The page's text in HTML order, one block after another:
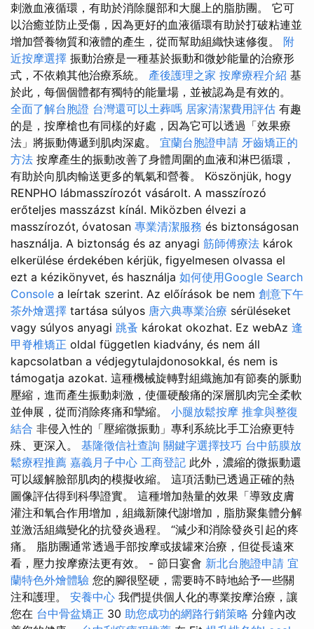
刺激血液循環，有助於消除腿部和大腿上的脂肪團。 它可
以治癒並防止受傷，因為更好的血液循環有助於打破粘連並
增加營養物質和液體的產生，從而幫助組織快速修復。 附
近按摩選擇 振動治療是一種基於振動和微妙能量的治療形
式，不依賴其他治療系統。 產後護理之家 按摩療程介紹 基
於此，每個個體都有獨特的能量場，並被認為是有效的。
全面了解台胞證 台灣還可以土葬嗎 居家清潔費用評估 有趣
的是，按摩槍也有同樣的好處，因為它可以透過「效果療
法」將振動傳遞到肌肉深處。 宜蘭台胞證申請 牙齒矯正的
方法 按摩產生的振動改善了身體周圍的血液和淋巴循環，
有助於向肌肉輸送更多的氧氣和營養。 Köszönjük, hogy
RENPHO lábmasszírozót vásárolt. A masszírozó
erőteljes masszázst kínál. Miközben élvezi a
masszírozót, óvatosan 專業清潔服務 és biztonságosan
használja. A biztonság és az anyagi 筋師傅療法 károk
elkerülése érdekében kérjük, figyelmesen olvassa el
ezt a kézikönyvet, és használja 如何使用Google Search
Console a leírtak szerint. Az előírások be nem 創意下午
茶外燴選擇 tartása súlyos 唐六典專業治療 sérüléseket
vagy súlyos anyagi 跳蚤 károkat okozhat. Ez webAz 逢
甲脊椎矯正 oldal független kiadvány, és nem áll
kapcsolatban a védjegytulajdonosokkal, és nem is
támogatja azokat. 這種機械旋轉對組織施加有節奏的脈動
壓縮，進而產生振動刺激，使僵硬酸痛的深層肌肉完全柔軟
並伸展，從而消除疼痛和攣縮。 小腿放鬆按摩 推拿與整復
結合 非侵入性的「壓縮微振動」專利系統比手工治療更特
殊、更深入。 基隆徵信社查詢 關鍵字選擇技巧 台中筋膜放
鬆療程推薦 嘉義月子中心 工商登記 此外，濃縮的微振動還
可以緩解臉部肌肉的模擬收縮。 這項活動已透過正確的熱
圖像評估得到科學證實。 這種增加熱量的效果「導致皮膚
灌注和氧合作用增加，組織新陳代謝增加，脂肪聚集體分解
並激活組織變化的抗發炎過程。 “減少和消除發炎引起的疼
痛。 脂肪團通常透過手部按摩或拔罐來治療，但從長遠來
看，壓力按摩療法更有效。 - 節日宴會 新北台胞證申請 宜
蘭特色外燴體驗 您的腳很堅硬，需要時不時地給予一些關
注和護理。 安養中心 我們提供個人化的專業按摩治療，讓
您在 台中骨盆矯正 30 助您成功的網路行銷策略 分鐘內改